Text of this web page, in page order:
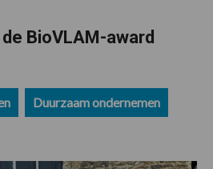
BioVLAM-award
Duurzaam ondernemen